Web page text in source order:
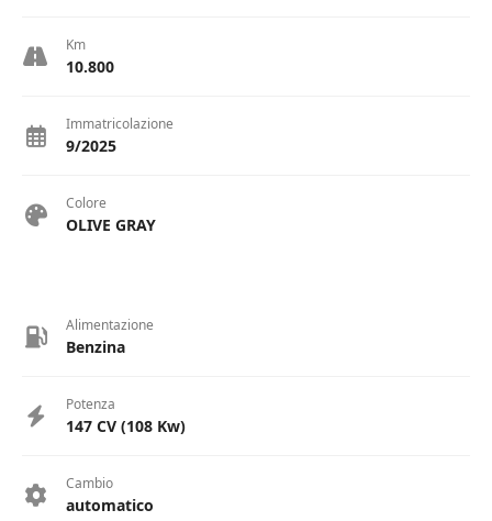
Km
10.800
Immatricolazione
9/2025
Colore
OLIVE GRAY
Alimentazione
Benzina
Potenza
147 CV (108 Kw)
Cambio
automatico